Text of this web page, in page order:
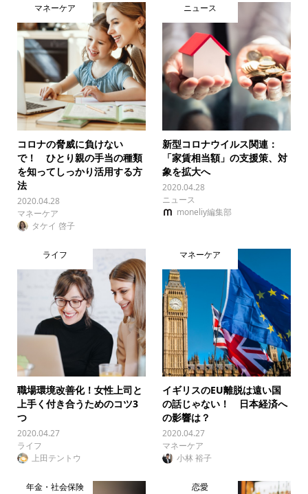
マネーケア
コロナの脅威に負けない
で！ ひとり親の手当の種類
を知ってしっかり活用する方
法
2020.04.28
マネーケア
タケイ 啓子
ニュース
新型コロナウイルス関連：
「家賃相当額」の支援策、対
象を拡大へ
2020.04.28
ニュース
moneliy編集部
ライフ
職場環境改善化！女性上司と
上手く付き合うためのコツ3
つ
2020.04.27
ライフ
上田テントウ
マネーケア
イギリスのEU離脱は遠い国
の話じゃない！ 日本経済へ
の影響は？
2020.04.27
マネーケア
小林 裕子
年金・社会保険 恋愛